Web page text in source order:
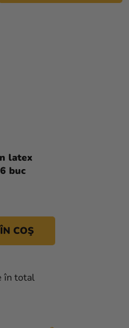
latex
buc
COŞ
în total